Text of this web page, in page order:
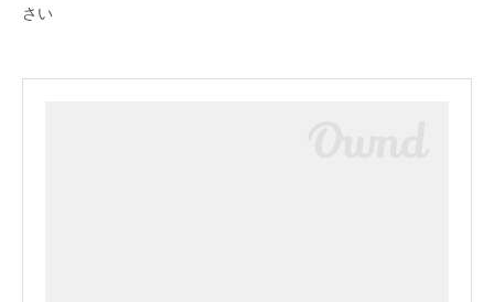
さい